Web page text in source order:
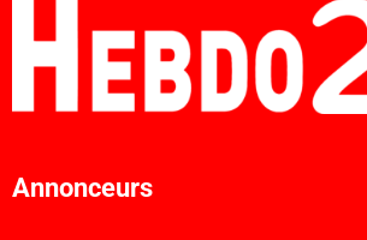
Annonceurs